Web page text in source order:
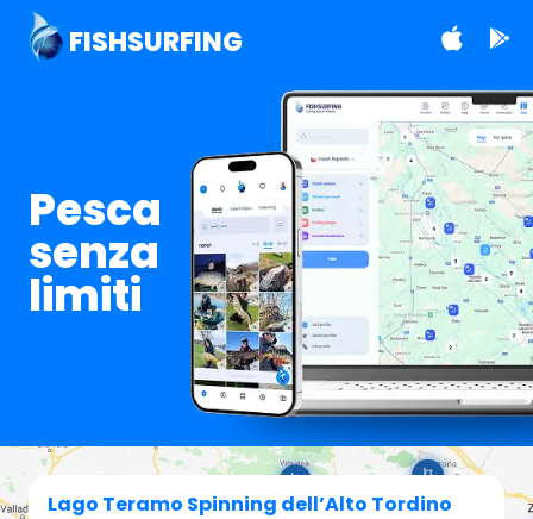
FISHSURFING
Pesca
senza
limiti
Lago Teramo Spinning dell’Alto Tordino